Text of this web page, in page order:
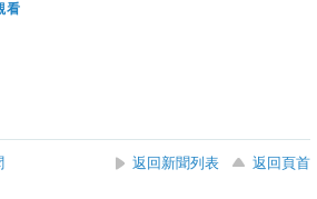
看
返回新聞列表
返回頁首